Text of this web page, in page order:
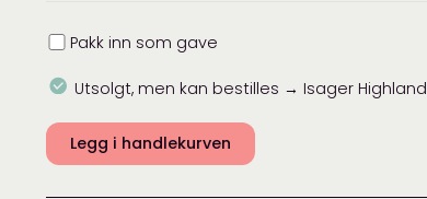
Innpakning
Pakk inn som gave
Utsolgt, men kan bestilles → Isager Highland
Legg i handlekurven